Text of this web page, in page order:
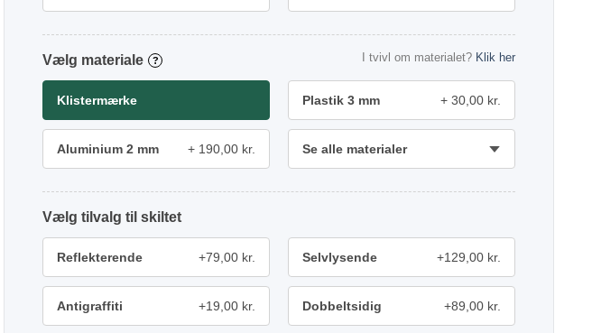
materiale ? I tvivl om materialet? Klik her
Klistermærke Plastik 3 mm 30,00 kr.
Aluminium 2 mm 190,00 kr. Se alle materialer
tilvalg
Reflekterende +79,00 kr. Selvlysende +129,00 kr.
Antigraffiti +19,00 kr. Dobbeltsidig +89,00 kr.